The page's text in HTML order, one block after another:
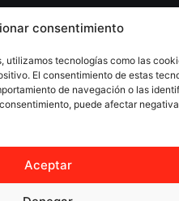
consentimiento
utilizamos tecnologías como las
El consentimiento de estas
de navegación o las
puede afectar
Aceptar